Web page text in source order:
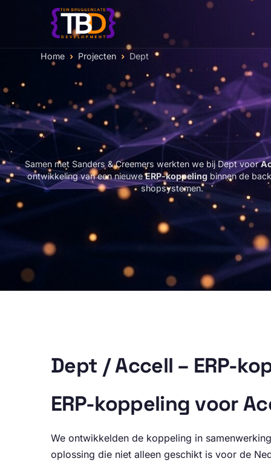
Home Projecten Dept (huidige pagina)
Samen met Sanders & Creemers werkten we bij Dept voor
ontwikkeling van een nieuweERP-koppeling binnen de
shopsystemen.
Dept / Accell – ERP-
ERP-koppeling voor
We ontwikkelden de koppeling in
oplossing die niet alleen geschikt is voor de